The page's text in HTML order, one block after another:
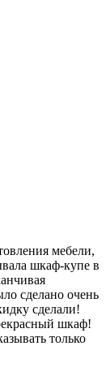
мебели,
шкаф-купе в
сделано очень
сделали!
шкаф!
только